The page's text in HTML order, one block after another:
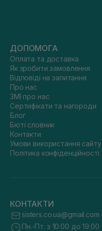
ДОПОМОГА
Оплата та доставка
Як зробити замовлення
Відповіді на запитання
Про нас
ЗМІ про нас
Сертифікати та нагороди
Блог
Бюті словник
Контакти
Умови використання сайту
Політика конфіденційності
КОНТАКТИ
sisters.co.ua@gmail.com
Пн.-Пт. з 10:00 до 19:00